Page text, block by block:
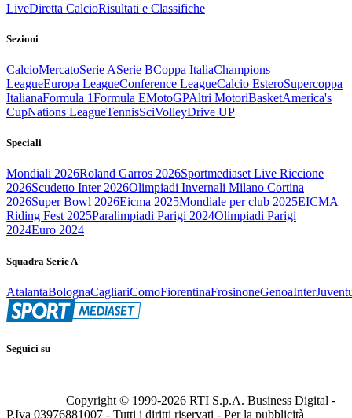
LiveDiretta CalcioRisultati e Classifiche
Sezioni
CalcioMercatoSerie ASerie BCoppa ItaliaChampions
LeagueEuropa LeagueConference LeagueCalcio EsteroSupercoppa
ItalianaFormula 1Formula EMotoGPAltri MotoriBasketAmerica's
CupNations LeagueTennisSciVolleyDrive UP
Speciali
Mondiali 2026Roland Garros 2026Sportmediaset Live Riccione
2026Scudetto Inter 2026Olimpiadi Invernali Milano Cortina
2026Super Bowl 2026Eicma 2025Mondiale per club 2025EICMA
Riding Fest 2025Paralimpiadi Parigi 2024Olimpiadi Parigi
2024Euro 2024
Squadra Serie A
AtalantaBolognaCagliariComoFiorentinaFrosinoneGenoaInter
Seguici su
Copyright © 1999-2026 RTI S.p.A. Business Digital -
P.Iva 03976881007 - Tutti i diritti riservati - Per la pubblicità